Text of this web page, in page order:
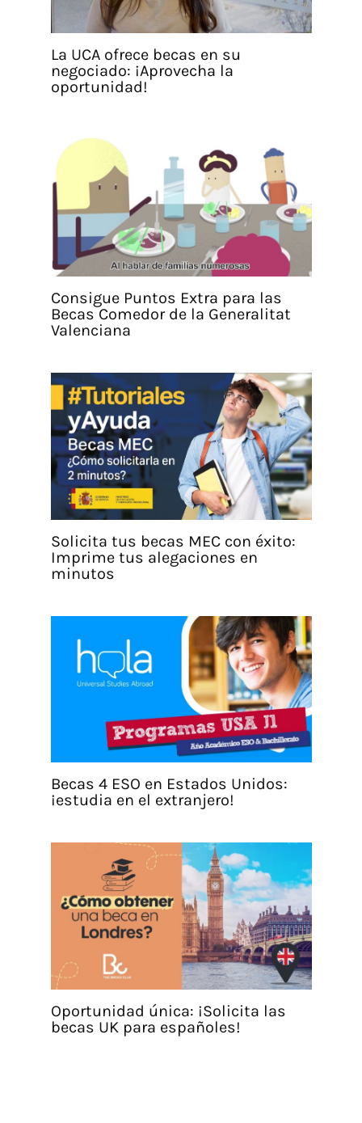
La UCA ofrece becas en su
negociado: ¡Aprovecha la
oportunidad!
Consigue Puntos Extra para las
Becas Comedor de la Generalitat
Valenciana
Solicita tus becas MEC con éxito:
Imprime tus alegaciones en
minutos
Becas 4 ESO en Estados Unidos:
¡estudia en el extranjero!
Oportunidad única: ¡Solicita las
becas UK para españoles!